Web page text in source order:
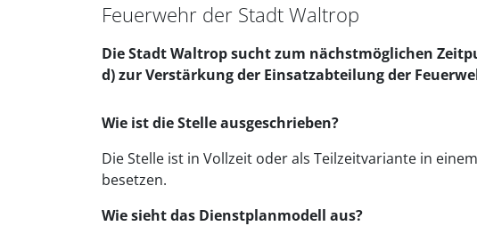
Feuerwehr der Stadt Waltrop
Die Stadt Waltrop sucht zum nächstmöglichen
d) zur Verstärkung der Einsatzabteilung der
Wie ist die Stelle ausgeschrieben?
Die Stelle ist in Vollzeit oder als Teilzeitvariante in
besetzen.
Wie sieht das Dienstplanmodell aus?